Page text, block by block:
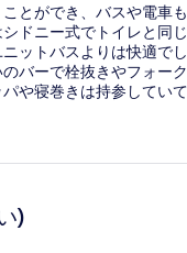
とができ、バスや電車
ドニー式でトイレと同じ
ットバスよりは快適で
バーで栓抜きやフォー
や寝巻きは持参してい
)